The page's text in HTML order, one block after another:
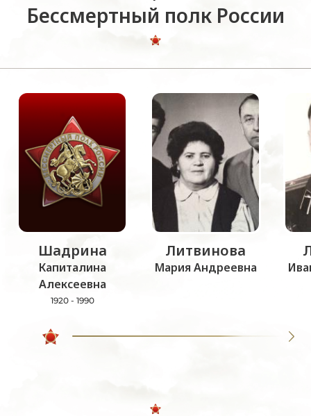
Бессмертный полк России
Шадрина
Капиталина
Алексеевна
1920 - 1990
Литвинова
Мария Андреевна